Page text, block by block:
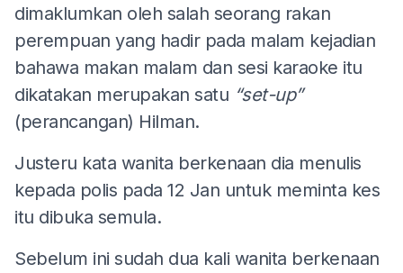
dimaklumkan oleh salah seorang rakan
perempuan yang hadir pada malam kejadian
bahawa makan malam dan sesi karaoke itu
dikatakan merupakan satu “set-up”
(perancangan) Hilman.
Justeru kata wanita berkenaan dia menulis
kepada polis pada 12 Jan untuk meminta kes
itu dibuka semula.
Sebelum ini sudah dua kali wanita berkenaan